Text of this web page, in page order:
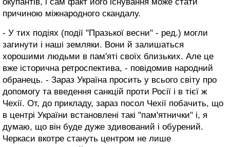
причиною міжнародного скандалу.
- У тих подіях (події "Празької весни" - ред.) могли
загинути і наші земляки. Вони й залишаться
хорошими людьми в пам'яті своїх близьких. Але це
вже історична ретроспектива, - повідомив народний
обранець. - Зараз Україна просить у всього світу про
допомогу та введення санкцій проти Росії і в тієї ж
Чехії. От, до прикладу, зараз посол Чехії побачить, що
в центрі України встановлені такі "пам'ятнички" і, я
думаю, що він буде дуже здивований і обурений.
Черкаси вкотре стануть центром не лише